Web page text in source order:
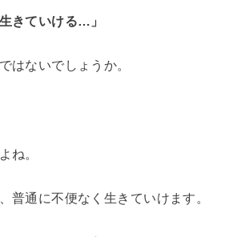
きていける…」
はないでしょうか。
ね。
普通に不便なく生きていけます。